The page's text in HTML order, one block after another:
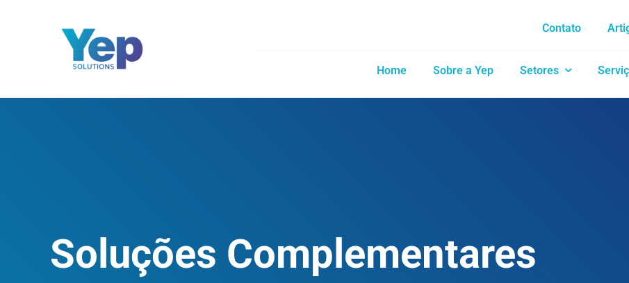
Contato
Home Sobre a Yep Setores
Soluções Complementares